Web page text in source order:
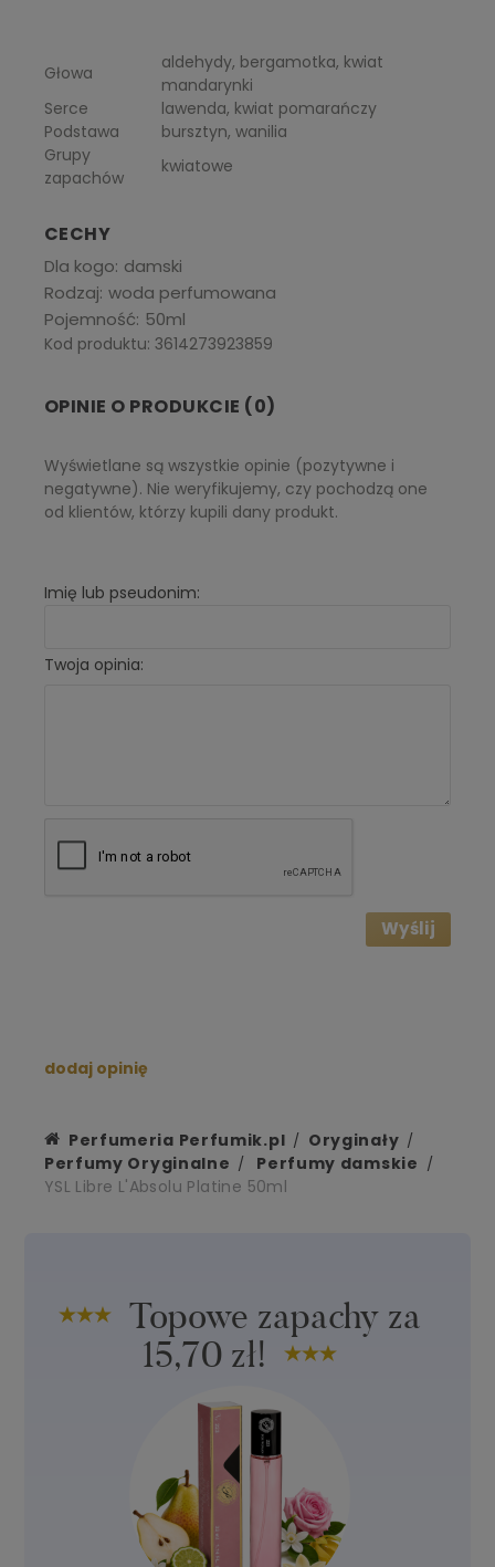
Głowa
aldehydy, bergamotka, kwiat
mandarynki
Serce
lawenda, kwiat pomarańczy
Podstawa
bursztyn, wanilia
Grupy
zapachów
kwiatowe
CECHY
Dla kogo damski
Rodzaj woda perfumowana
Pojemność 50ml
Kod produktu: 3614273923859
OPINIE O PRODUKCIE (0)
Wyświetlane są wszystkie opinie (pozytywne i
negatywne). Nie weryfikujemy, czy pochodzą one
od klientów, którzy kupili dany produkt.
Imię lub pseudonim:
Twoja opinia:
Wyślij
dodaj opinię
Perfumeria Perfumik.pl
Oryginały
Perfumy Oryginalne
Perfumy damskie
YSL Libre L'Absolu Platine 50ml
Topowe zapachy za
15,70 zł!